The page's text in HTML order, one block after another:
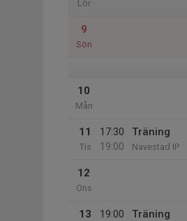
Lör
9
Sön
10
Mån
11
Tis
17:30
19:00
Träning
Navestad IP
12
Ons
13
19:00
Träning